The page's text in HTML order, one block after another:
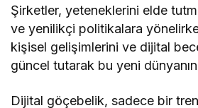
Şirketler, yeteneklerini elde
ve yenilikçi politikalara
kişisel gelişimlerini ve dijital
güncel tutarak bu yeni dünyanın
Dijital göçebelik, sadece bir